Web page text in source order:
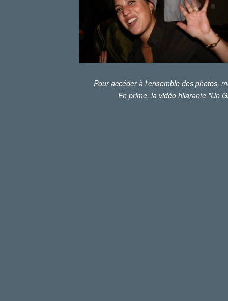
Pour accéder à l'ensemble des photos,
En prime, la vidéo hilarante "Un